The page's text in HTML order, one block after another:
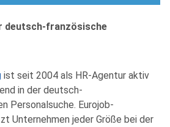
deutsch-französische
ist seit 2004 als HR-Agentur aktiv
in der deutsch-
Personalsuche. Eurojob-
Unternehmen jeder Größe bei der